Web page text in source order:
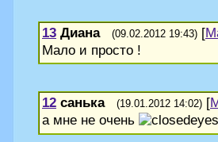
13 Диана (09.02.2012 19:43) [
Мало и просто !
12 санька (19.01.2012 14:02) [
а мне не очень